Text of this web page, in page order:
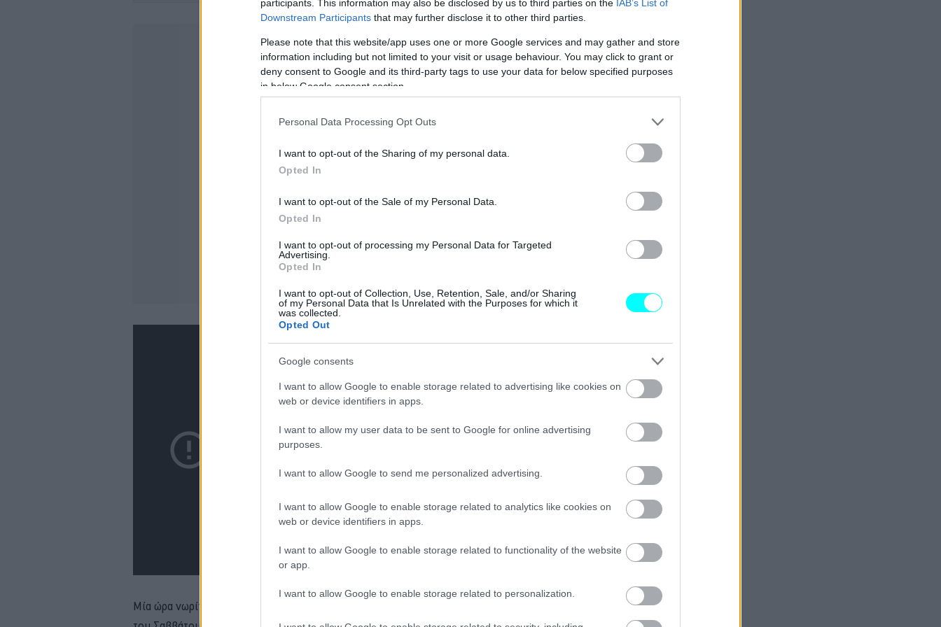
participants. This information may also be disclosed by us to third parties on the IAB’s List of
Downstream Participants that may further disclose it to other third parties.
Please note that this website/app uses one or more Google services and may gather and store
information including but not limited to your visit or usage behaviour. You may click to grant or
deny consent to Google and its third-party tags to use your data for below specified purposes
in below Google consent section.
Personal Data Processing Opt Outs
I want to opt-out of the Sharing of my personal data.
Opted In
I want to opt-out of the Sale of my Personal Data.
Opted In
I want to opt-out of processing my Personal Data for Targeted
Advertising.
Opted In
I want to opt-out of Collection, Use, Retention, Sale, and/or Sharing
of my Personal Data that Is Unrelated with the Purposes for which it
was collected.
Opted Out
Google consents
I want to allow Google to enable storage related to advertising like cookies on
web or device identifiers in apps.
I want to allow my user data to be sent to Google for online advertising
purposes.
I want to allow Google to send me personalized advertising.
I want to allow Google to enable storage related to analytics like cookies on
web or device identifiers in apps.
I want to allow Google to enable storage related to functionality of the website
or app.
I want to allow Google to enable storage related to personalization.
Μία ώρα νωρίτερα ξεκινά το